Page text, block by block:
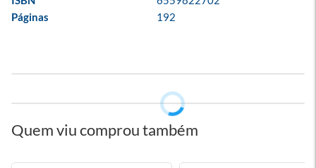
Páginas
192
Quem viu comprou também